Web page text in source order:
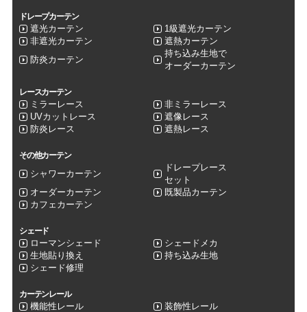
ドレープカーテン
遮光カーテン
1級遮光カーテン
非遮光カーテン
遮熱カーテン
防炎カーテン
持ち込み生地で
オーダーカーテン
レースカーテン
ミラーレース
非ミラーレース
UVカットレース
遮像レース
防炎レース
遮熱レース
その他カーテン
シャワーカーテン
ドレープレース
セット
オーダーカーテン
既製品カーテン
カフェカーテン
シェード
ローマンシェード
シェードメカ
生地貼り換え
持ち込み生地
シェード修理
カーテンレール
機能性レール
装飾性レール